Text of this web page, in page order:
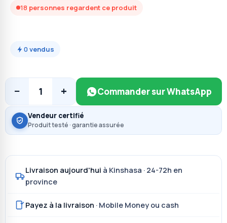
18 personnes regardent ce produit
0vendus
− 1 + Commander sur WhatsApp
Vendeur certifié
Produit testé · garantie assurée
Livraison aujourd'hui à Kinshasa · 24-72h en
province
Payez à la livraison · Mobile Money ou cash